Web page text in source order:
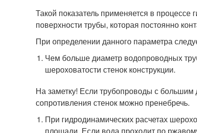
Такой показатель применяется в процессе
поверхности трубы, которая постоянно
При определении данного параметра
Чем больше диаметр водопроводных
шероховатости стенок конструкции.
На заметку! Если трубопроводы с
сопротивления стенок можно пренебречь.
При гидродинамических расчетах